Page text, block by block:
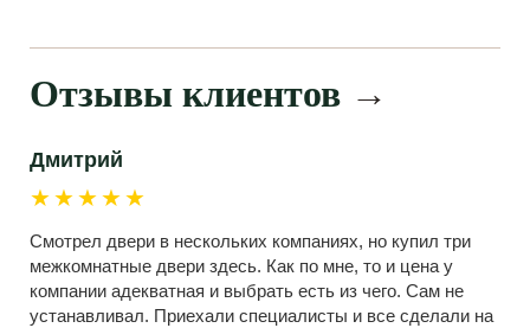
Отзывы клиентов →
Дмитрий
★★★★★
Смотрел двери в нескольких компаниях, но купил три
межкомнатные двери здесь. Как по мне, то и цена у
компании адекватная и выбрать есть из чего. Сам не
устанавливал. Приехали специалисты и все сделали на